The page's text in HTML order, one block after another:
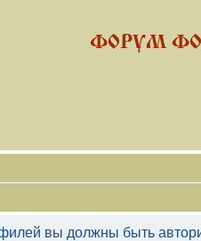
ФОРУМ
вы должны быть